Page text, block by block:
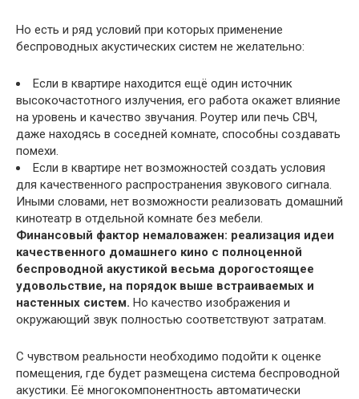
Но есть и ряд условий при которых применение
беспроводных акустических систем не желательно:
Если в квартире находится ещё один источник
высокочастотного излучения, его работа окажет влияние
на уровень и качество звучания. Роутер или печь СВЧ,
даже находясь в соседней комнате, способны создавать
помехи.
Если в квартире нет возможностей создать условия
для качественного распространения звукового сигнала.
Иными словами, нет возможности реализовать домашний
кинотеатр в отдельной комнате без мебели.
Финансовый фактор немаловажен: реализация идеи
качественного домашнего кино с полноценной
беспроводной акустикой весьма дорогостоящее
удовольствие, на порядок выше встраиваемых и
настенных систем. Но качество изображения и
окружающий звук полностью соответствуют затратам.
С чувством реальности необходимо подойти к оценке
помещения, где будет размещена система беспроводной
акустики. Её многокомпонентность автоматически